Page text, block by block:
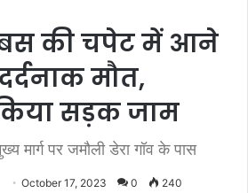
की चपेट में आने
मौत,
सड़क जाम
मार्ग पर जमौली डेरा गॉव के पास
October 17, 2023 0 240